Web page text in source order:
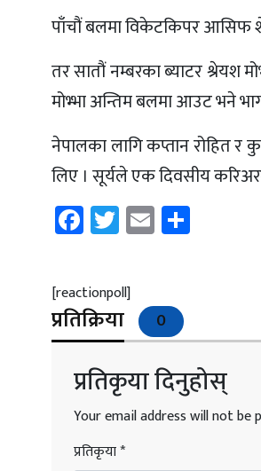
पाँचौं बलमा विकेटकिपर आसिफ
तर सातौं नम्बरका ब्याटर श्रेयश
मोभ्भा अन्तिम बलमा आउट भने
नेपालका लागि कप्तान रोहित
लिए । सूर्यले एक दिवसीय
Facebook
Twitter
Email
[reactionpoll]
प्रतिक्रिया 0
प्रतिकृया दिनुहोस्
Your email address will not be
प्रतिकृया*